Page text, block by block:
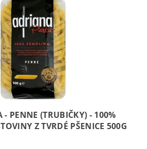
- PENNE (TRUBIČKY) - 100%
Z TVRDÉ PŠENICE 500G